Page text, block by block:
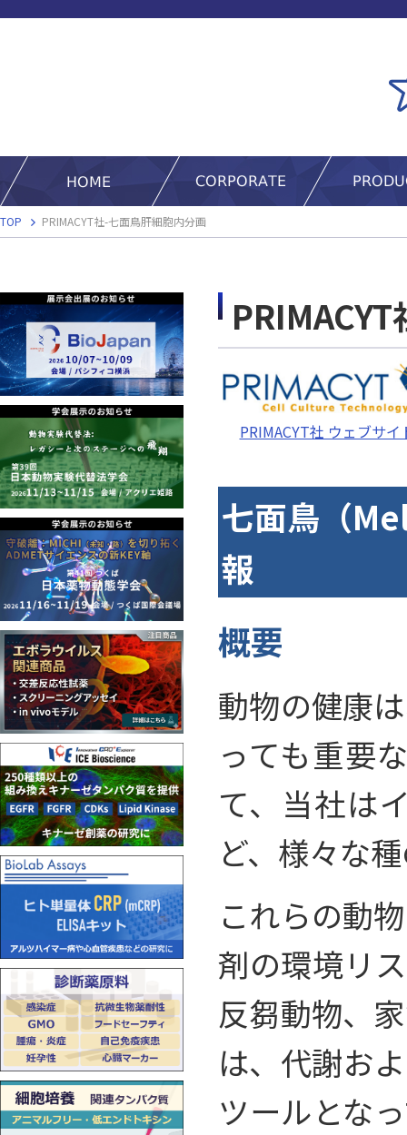
TOP PRIMACYT社-七面鳥肝細胞内分画
PRIMACYT社 ウェブサイ
七面鳥（
報
概要
動物の健康
っても重要
て、当社は
ど、様々な
これらの動
剤の環境リ
反芻動物、
は、代謝お
ツールとな